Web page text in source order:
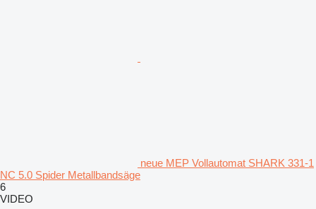
neue MEP Vollautomat SHARK 331-1
NC 5.0 Spider Metallbandsäge
6
VIDEO